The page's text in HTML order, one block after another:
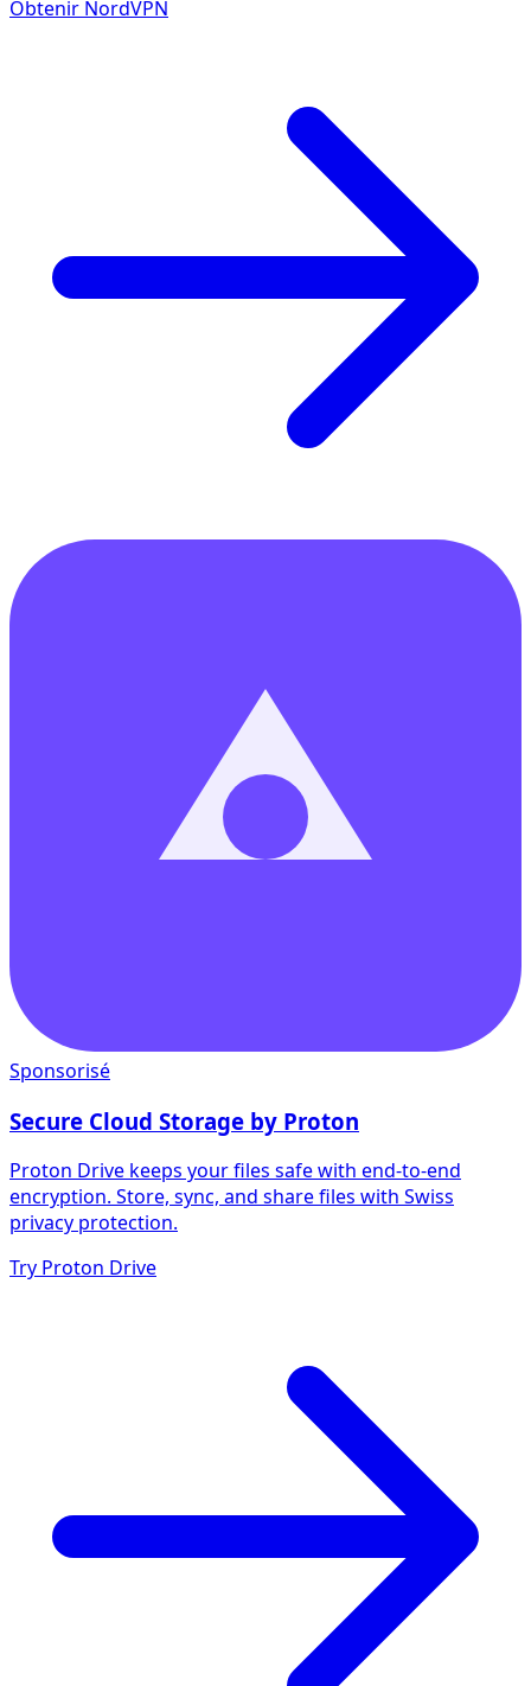
Obtenir NordVPN
Sponsorisé
Secure Cloud Storage by Proton
Proton Drive keeps your files safe with end-to-end
encryption. Store, sync, and share files with Swiss
privacy protection.
Try Proton Drive